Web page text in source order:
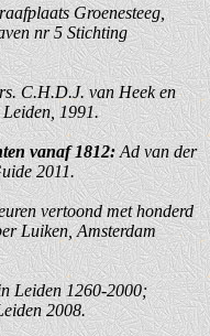
Groenesteeg,
nr 5 Stichting
C.H.D.J. van Heek en
1991.
vanaf 1812:Ad van der
2011.
vertoond met honderd
Luiken, Amsterdam
Leiden 1260-2000;
2008.